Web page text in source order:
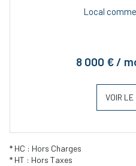
8 000 € /
VOIR LE
* HC : Hors Charges
* HT : Hors Taxes